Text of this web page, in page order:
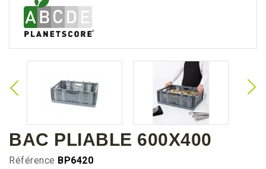
BAC PLIABLE 600X400
Référence BP6420